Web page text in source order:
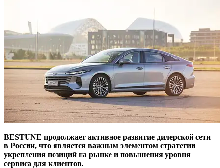
BESTUNE продолжает активное развитие дилерской сети
в России, что является важным элементом стратегии
укрепления позиций на рынке и повышения уровня
сервиса для клиентов.